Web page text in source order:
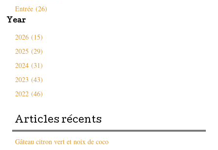
Entrée (26)
Year
2026 (15)
2025 (29)
2024 (31)
2023 (43)
2022 (46)
Articles récents
Gâteau citron vert et noix de coco